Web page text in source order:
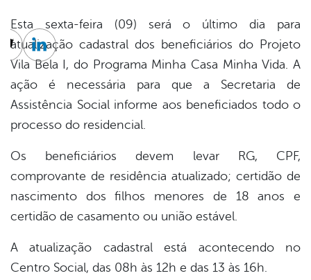
Esta sexta-feira (09) será o último dia para
atualização cadastral dos beneficiários do Projeto
Vila Bela I, do Programa Minha Casa Minha Vida. A
ação é necessária para que a Secretaria de
Assistência Social informe aos beneficiados todo o
processo do residencial.
Os beneficiários devem levar RG, CPF,
comprovante de residência atualizado; certidão de
nascimento dos filhos menores de 18 anos e
certidão de casamento ou união estável.
A atualização cadastral está acontecendo no
Centro Social, das 08h às 12h e das 13 às 16h.
TwitterLinkedin